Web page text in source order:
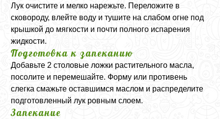
Лук очистите и мелко нарежьте. Переложите в
сковороду, влейте воду и тушите на слабом огне под
крышкой до мягкости и почти полного испарения
жидкости.
Подготовка к запеканию
Добавьте 2 столовые ложки растительного масла,
посолите и перемешайте. Форму или противень
слегка смажьте оставшимся маслом и распределите
подготовленный лук ровным слоем.
Запекание